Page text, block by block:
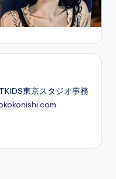
東京スタジオ事務